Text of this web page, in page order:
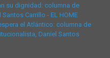
su dignidad: columna de
Carrillo - EL HOME
el Atlántico: columna de
Daniel Santos